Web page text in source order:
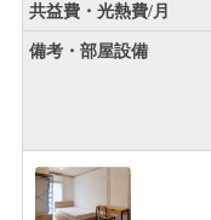
共益費・光熱費/月
備考・部屋設備